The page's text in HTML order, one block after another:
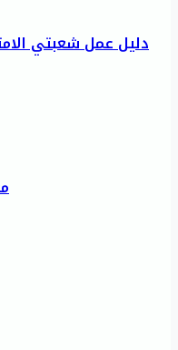
دليل عمل شعبتي